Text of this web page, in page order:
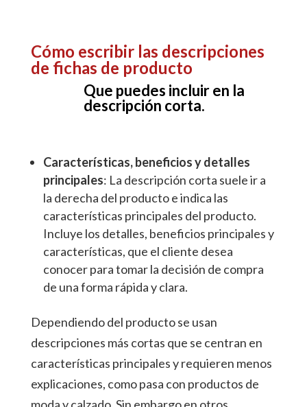
Cómo escribir las descripciones
de fichas de producto
Que puedes incluir en la
descripción corta.
Características, beneficios y detalles
principales: La descripción corta suele ir a
la derecha del producto e indica las
características principales del producto.
Incluye los detalles, beneficios principales y
características, que el cliente desea
conocer para tomar la decisión de compra
de una forma rápida y clara.
Dependiendo del producto se usan
descripciones más cortas que se centran en
características principales y requieren menos
explicaciones, como pasa con productos de